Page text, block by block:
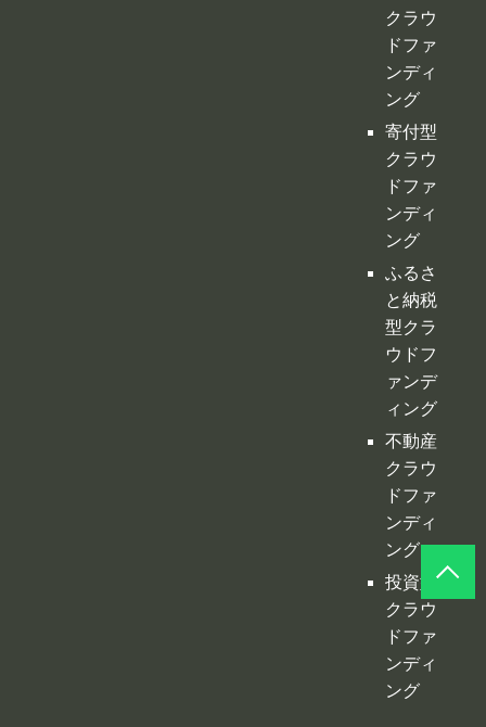
寄付型
クラウ
ドファ
ンディ
ング
ふるさ
と納税
型クラ
ウドフ
ィング
不動産
クラウ
ドファ
ンディ
投資型
クラウ
ドファ
ンディ